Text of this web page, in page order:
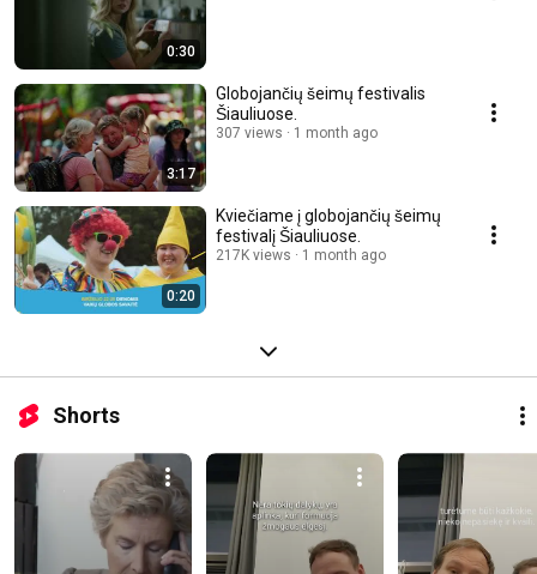
0:30
3:17
Globojančių šeimų festivalis
Šiauliuose.
307 views 1 month ago
0:20
Kviečiame į globojančių šeimų
festivalį Šiauliuose.
217K views 1 month ago
Shorts